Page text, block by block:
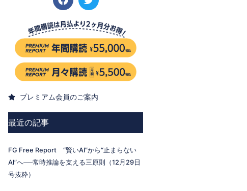
プレミアム会員のご案内
最近の記事
FG Free Report “賢いAI”から“止まらない
AI”へ──常時推論を支える三原則（12月29日
号抜粋）